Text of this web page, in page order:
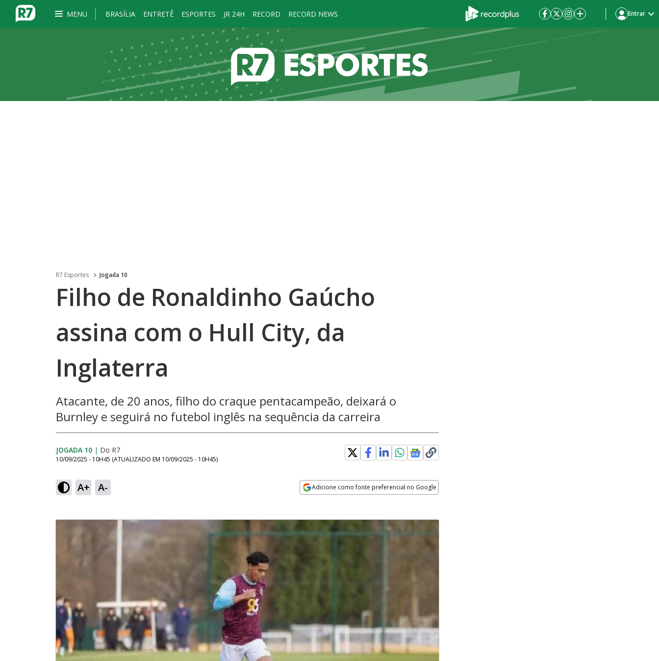
MENU BRASÍLIA ENTRETÊ ESPORTES JR 24H RECORD RECORD NEWS Entrar
R7 Esportes Jogada 10
Filho de Ronaldinho Gaúcho
assina com o Hull City, da
Inglaterra
Atacante, de 20 anos, filho do craque pentacampeão, deixará o
Burnley e seguirá no futebol inglês na sequência da carreira
JOGADA 10 | Do R7
10/09/2025 - 10H45 (ATUALIZADO EM 10/09/2025 - 10H45)
A+ A- Adicione como fonte preferencial no Google